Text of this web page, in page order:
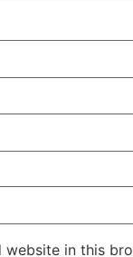
website in this